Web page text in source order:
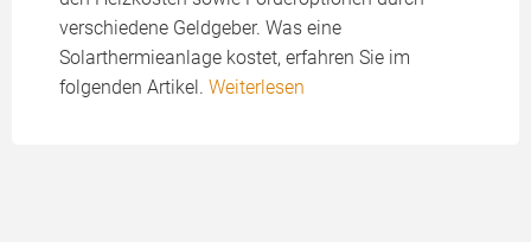
verschiedene Geldgeber. Was eine
Solarthermieanlage kostet, erfahren Sie im
folgenden Artikel. Weiterlesen